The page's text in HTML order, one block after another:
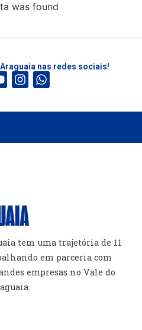
was found
nas redes sociais!
tem uma trajetória de 11
em parceria com
empresas no Vale do